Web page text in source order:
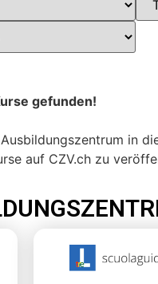
gefunden!
in
auf CZV.ch zu